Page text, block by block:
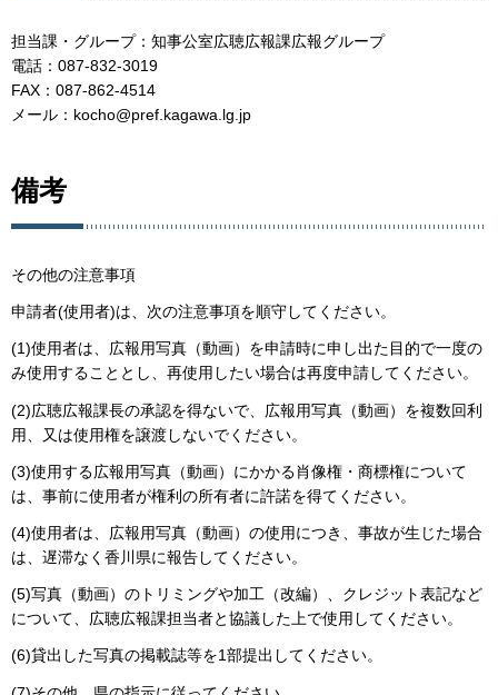
担当課・グループ：知事公室広聴広報課広報グループ
電話：087-832-3019
FAX：087-862-4514
メール：kocho@pref.kagawa.lg.jp
備考
その他の注意事項
申請者(使用者)は、次の注意事項を順守してください。
(1)使用者は、広報用写真（動画）を申請時に申し出た目的で一度の
み使用することとし、再使用したい場合は再度申請してください。
(2)広聴広報課長の承認を得ないで、広報用写真（動画）を複数回利
用、又は使用権を譲渡しないでください。
(3)使用する広報用写真（動画）にかかる肖像権・商標権について
は、事前に使用者が権利の所有者に許諾を得てください。
(4)使用者は、広報用写真（動画）の使用につき、事故が生じた場合
は、遅滞なく香川県に報告してください。
(5)写真（動画）のトリミングや加工（改編）、クレジット表記など
について、広聴広報課担当者と協議した上で使用してください。
(6)貸出した写真の掲載誌等を1部提出してください。